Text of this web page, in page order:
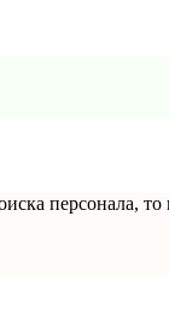
персонала, то